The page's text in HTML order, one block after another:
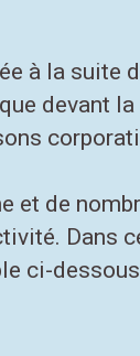
à la suite
devant
et de
Dans
ci-